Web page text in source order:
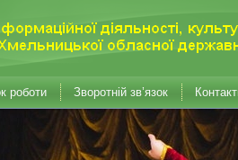
роботи Зворотній зв’язок